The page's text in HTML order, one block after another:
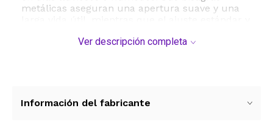
metálicas aseguran una apertura suave y una
llevarlos puestos durante todo el día sin sentir
- Modelo: DK-SUN
Ver descripción completa
Información del fabricante